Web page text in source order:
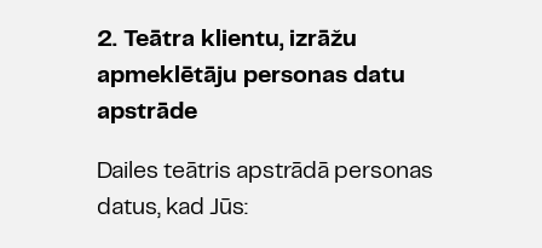
2. Teātra klientu, izrāžu
apmeklētāju personas datu
apstrāde
Dailes teātris apstrādā personas
datus, kad Jūs: